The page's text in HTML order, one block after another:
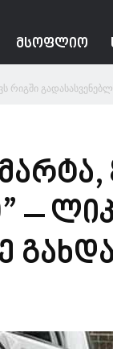
ᲛᲡᲝᲤᲚᲘᲝ
–
გახდა